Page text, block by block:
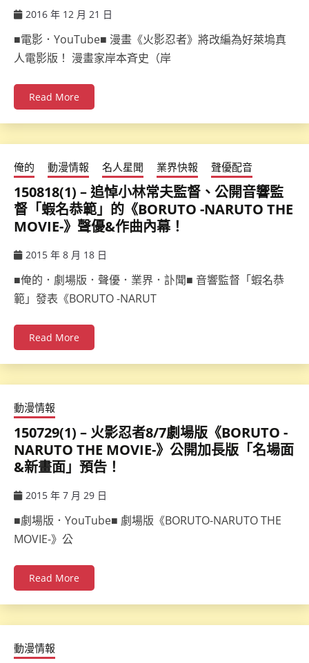
2016 年 12 月 21 日
■電影．YouTube■ 漫畫《火影忍者》將改編為好萊塢真
人電影版！ 漫畫家岸本斉史（岸
Read More
俺的 動漫情報 名人星聞 業界快報 聲優配音
150818(1) – 追悼小林常夫監督、公開音響監
督「蝦名恭範」的《BORUTO -NARUTO THE
MOVIE-》聲優&作曲內幕！
2015 年 8 月 18 日
■俺的．劇場版．聲優．業界．訃聞■ 音響監督「蝦名恭
範」發表《BORUTO -NARUT
Read More
動漫情報
150729(1) – 火影忍者8/7劇場版《BORUTO -
NARUTO THE MOVIE-》公開加長版「名場面
&新畫面」預告！
2015 年 7 月 29 日
■劇場版．YouTube■ 劇場版《BORUTO-NARUTO THE
MOVIE-》公
Read More
動漫情報